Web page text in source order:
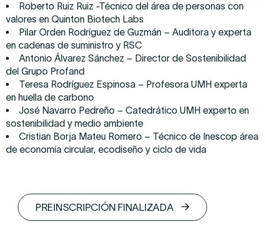
Roberto Ruiz Ruiz -Técnico del área de personas con
valores en Quinton Biotech Labs
Pilar Orden Rodríguez de Guzmán – Auditora y experta
en cadenas de suministro y RSC
Antonio Álvarez Sánchez – Director de Sostenibilidad
del Grupo Profand
Teresa Rodríguez Espinosa – Profesora UMH experta
en huella de carbono
José Navarro Pedreño – Catedrático UMH experto en
sostenibilidad y medio ambiente
Cristian Borja Mateu Romero – Técnico de Inescop área
de economía circular, ecodiseño y ciclo de vida
PREINSCRIPCIÓN FINALIZADA